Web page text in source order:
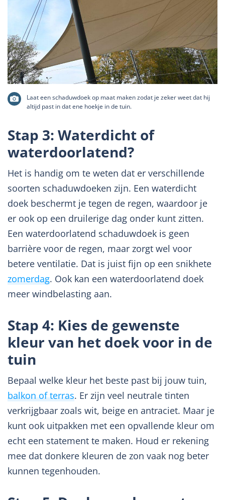
Laat een schaduwdoek op maat maken zodat je zeker weet dat hij
altijd past in dat ene hoekje in de tuin.
Stap 3: Waterdicht of
waterdoorlatend?
Het is handig om te weten dat er verschillende
soorten schaduwdoeken zijn. Een waterdicht
doek beschermt je tegen de regen, waardoor je
er ook op een druilerige dag onder kunt zitten.
Een waterdoorlatend schaduwdoek is geen
barrière voor de regen, maar zorgt wel voor
betere ventilatie. Dat is juist fijn op een snikhete
zomerdag. Ook kan een waterdoorlatend doek
meer windbelasting aan.
Stap 4: Kies de gewenste
kleur van het doek voor in de
tuin
Bepaal welke kleur het beste past bij jouw tuin,
balkon of terras. Er zijn veel neutrale tinten
verkrijgbaar zoals wit, beige en antraciet. Maar je
kunt ook uitpakken met een opvallende kleur om
echt een statement te maken. Houd er rekening
mee dat donkere kleuren de zon vaak nog beter
kunnen tegenhouden.